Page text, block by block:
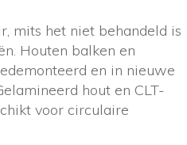
mits het niet behandeld is
Houten balken en
en in nieuwe
hout en CLT-
voor circulaire